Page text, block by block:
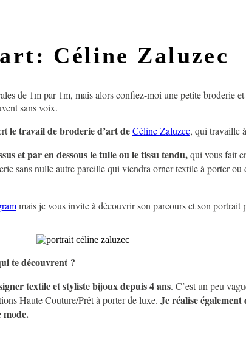
Céline Zaluzec
de 1m par 1m, mais alors confiez-moi une petite broderie
sans voix.
le travail de broderie d’art deCéline Zaluzec, qui travaille
et par en dessous le tulle ou le tissu tendu,qui vous fait
sans nulle autre pareille qui viendra orner textile à porter ou
mais je vous invite à découvrir son parcours et son
te découvrent ?
textile et styliste bijoux depuis 4 ans. C’est un peu
Haute Couture/Prêt à porter de luxe. Je réalise
mode.